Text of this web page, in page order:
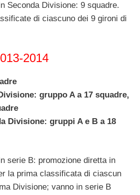
Seconda Divisione: 9 squadre.
di ciascuno dei 9 gironi di
2014
gruppo A a 17 squadre,
Divisione: gruppi A e B a 18
serie B: promozione diretta in
la prima classificata di ciascun
Divisione; vanno in serie B